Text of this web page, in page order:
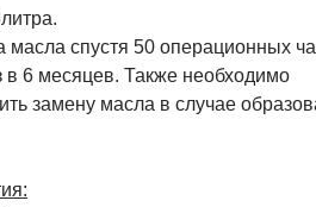
масла спустя 50 операционных
в 6 месяцев. Также необходимо
замену масла в случае